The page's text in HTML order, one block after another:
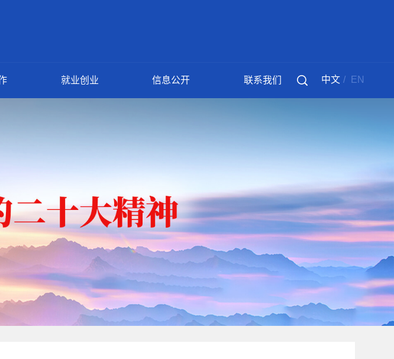
就业创业 信息公开 联系我们 中文 / EN